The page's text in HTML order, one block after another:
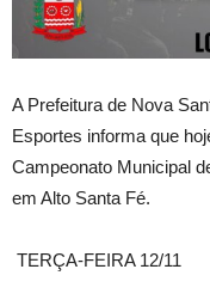
A Prefeitura de Nova
Esportes informa que
Campeonato Municipal
em Alto Santa Fé.
TERÇA-FEIRA 12/11